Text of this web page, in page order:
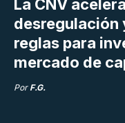
La CNV
desregulación
reglas para
mercado de
Por F.G.